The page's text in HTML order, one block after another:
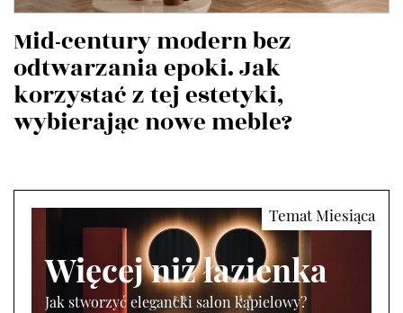
Mid-century modern bez
odtwarzania epoki. Jak
korzystać z tej estetyki,
wybierając nowe meble?
Więcej niż łazienka
Jak stworzyć elegancki salon kąpielowy?